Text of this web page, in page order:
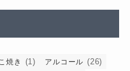
焼き (1) アルコール (26)